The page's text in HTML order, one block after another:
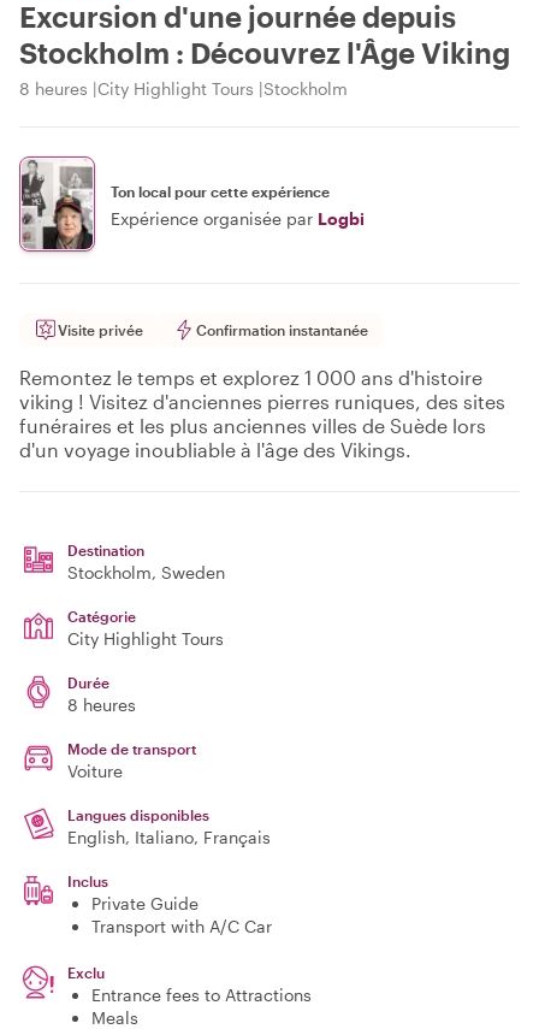
Excursion d'une journée depuis
Stockholm : Découvrez l'Âge Viking
8 heures City Highlight Tours Stockholm
Ton local pour cette expérience
Expérience organisée par Logbi
Visite privée Confirmation instantanée
Remontez le temps et explorez 1 000 ans d'histoire
viking ! Visitez d'anciennes pierres runiques, des sites
funéraires et les plus anciennes villes de Suède lors
d'un voyage inoubliable à l'âge des Vikings.
Destination
Stockholm, Sweden
Catégorie
City Highlight Tours
Durée
8 heures
Mode de transport
Voiture
Langues disponibles
English, Italiano, Français
Inclus
Private Guide
Transport with A/C Car
Exclu
Entrance fees to Attractions
Meals